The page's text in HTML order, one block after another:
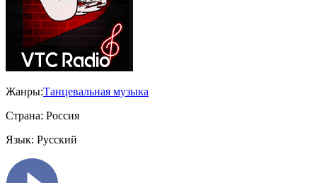
Жанры:Танцевальная музыка
Страна: Россия
Язык: Русский